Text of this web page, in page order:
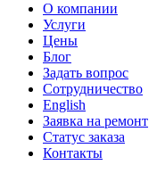
О компании
Услуги
Цены
Блог
Задать вопрос
Сотрудничество
English
Заявка на ремонт
Статус заказа
Контакты